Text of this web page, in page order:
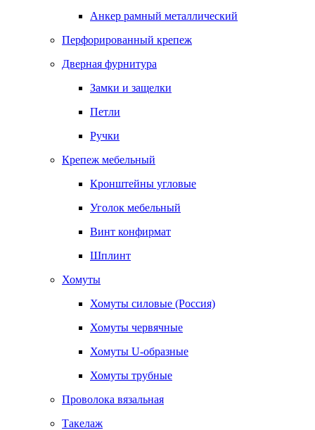
Анкер рамный металлический
Перфорированный крепеж
Дверная фурнитура
Замки и защелки
Петли
Ручки
Крепеж мебельный
Кронштейны угловые
Уголок мебельный
Винт конфирмат
Шплинт
Хомуты
Хомуты силовые (Россия)
Хомуты червячные
Хомуты U-образные
Хомуты трубные
Проволока вязальная
Такелаж